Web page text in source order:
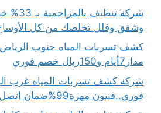
شركة
وشقق وفلل تخلصك من كل
مدار7أيام و150ريال خصم فوري
فوري..فنيون مهرة99%ضمان اتصل الان